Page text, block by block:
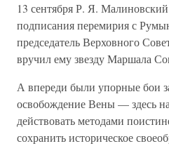
13 сентября Р. Я.
подписания перемирия с
председатель Верховного
вручил ему звезду Маршала
А впереди были упорные бои
освобождение Вены — здесь
действовать методами
сохранить историческое